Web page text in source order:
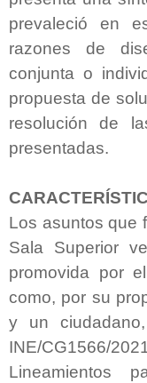
prevaleció en
razones de
conjunta o
propuesta de
resolución de
presentadas.
Los asuntos que
Sala Superior
promovida por
como, por su
y un
INE/CG1566/
Lineamientos